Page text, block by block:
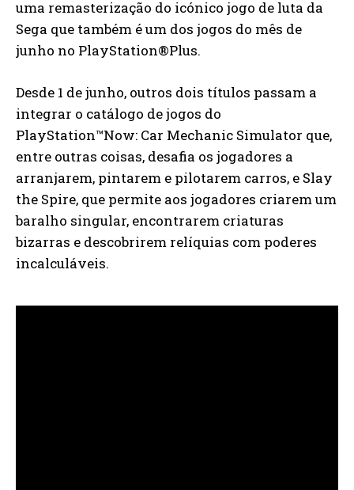
uma remasterização do icónico jogo de luta da
Sega que também é um dos jogos do mês de
junho no PlayStation®Plus.
Desde 1 de junho, outros dois títulos passam a
integrar o catálogo de jogos do
PlayStation™Now: Car Mechanic Simulator que,
entre outras coisas, desafia os jogadores a
arranjarem, pintarem e pilotarem carros, e Slay
the Spire, que permite aos jogadores criarem um
baralho singular, encontrarem criaturas
bizarras e descobrirem relíquias com poderes
incalculáveis.